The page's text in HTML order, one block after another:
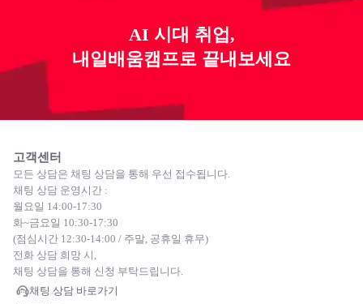
AI 시대 취업,
내일배움캠프로 끝내보세요
고객센터
모든 상담은 채팅 상담을 통해 우선 접수됩니다.
채팅 상담 운영시간 :
월요일 14:00-17:30
화~금요일 10:30-17:30
(점심시간 12:30-14:00 / 주말, 공휴일 휴무)
전화 상담 희망 시,
채팅 상담을 통해 신청 부탁드립니다.
채팅 상담 바로가기